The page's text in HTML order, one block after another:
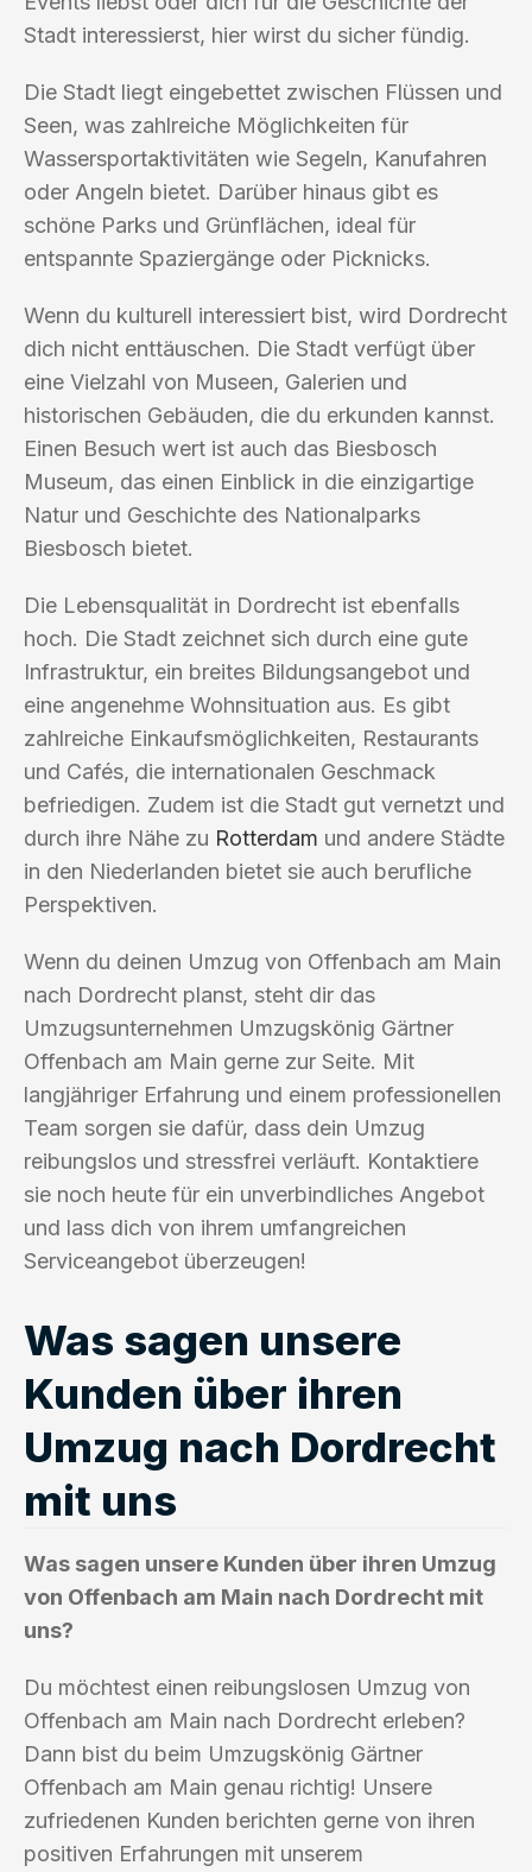
Stadt interessierst, hier wirst du sicher fündig.
Die Stadt liegt eingebettet zwischen Flüssen und
Seen, was zahlreiche Möglichkeiten für
Wassersportaktivitäten wie Segeln, Kanufahren
oder Angeln bietet. Darüber hinaus gibt es
schöne Parks und Grünflächen, ideal für
entspannte Spaziergänge oder Picknicks.
Wenn du kulturell interessiert bist, wird Dordrecht
dich nicht enttäuschen. Die Stadt verfügt über
eine Vielzahl von Museen, Galerien und
historischen Gebäuden, die du erkunden kannst.
Einen Besuch wert ist auch das Biesbosch
Museum, das einen Einblick in die einzigartige
Natur und Geschichte des Nationalparks
Biesbosch bietet.
Die Lebensqualität in Dordrecht ist ebenfalls
hoch. Die Stadt zeichnet sich durch eine gute
Infrastruktur, ein breites Bildungsangebot und
eine angenehme Wohnsituation aus. Es gibt
zahlreiche Einkaufsmöglichkeiten, Restaurants
und Cafés, die internationalen Geschmack
befriedigen. Zudem ist die Stadt gut vernetzt und
durch ihre Nähe zu Rotterdam und andere Städte
in den Niederlanden bietet sie auch berufliche
Perspektiven.
Wenn du deinen Umzug von Offenbach am Main
nach Dordrecht planst, steht dir das
Umzugsunternehmen Umzugskönig Gärtner
Offenbach am Main gerne zur Seite. Mit
langjähriger Erfahrung und einem professionellen
Team sorgen sie dafür, dass dein Umzug
reibungslos und stressfrei verläuft. Kontaktiere
sie noch heute für ein unverbindliches Angebot
und lass dich von ihrem umfangreichen
Serviceangebot überzeugen!
Was sagen unsere
Kunden über ihren
Umzug nach Dordrecht
mit uns
Was sagen unsere Kunden über ihren Umzug
von Offenbach am Main nach Dordrecht mit
uns?
Du möchtest einen reibungslosen Umzug von
Offenbach am Main nach Dordrecht erleben?
Dann bist du beim Umzugskönig Gärtner
Offenbach am Main genau richtig! Unsere
zufriedenen Kunden berichten gerne von ihren
positiven Erfahrungen mit unserem